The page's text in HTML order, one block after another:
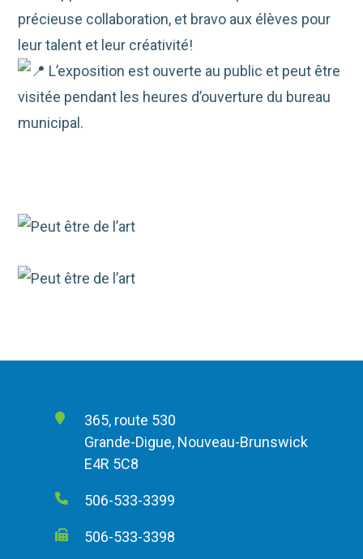
précieuse collaboration, et bravo aux élèves pour
leur talent et leur créativité!
L’exposition est ouverte au public et peut être
visitée pendant les heures d’ouverture du bureau
municipal.
365, route 530
Grande-Digue, Nouveau-Brunswick
E4R 5C8
506-533-3399
506-533-3398